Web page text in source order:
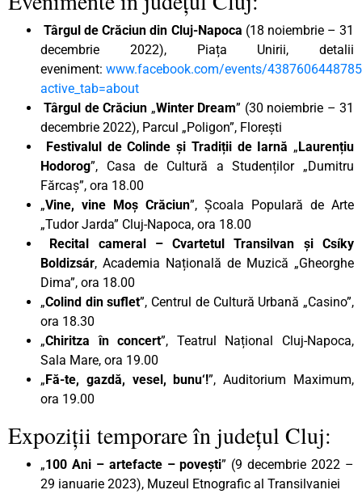
Târgul de Crăciun din Cluj-Napoca (18 noiembrie – 31
decembrie 2022), Piața Unirii, detalii
eveniment: www.facebook.com/events/
active_tab=about
Târgul de Crăciun „Winter Dream” (30 noiembrie – 31
decembrie 2022), Parcul „Poligon”, Florești
Festivalul de Colinde și Tradiții de Iarnă „Laurențiu
Hodorog”, Casa de Cultură a Studenților „Dumitru
Fărcaș”, ora 18.00
„Vine, vine Moș Crăciun”, Școala Populară de Arte
„Tudor Jarda” Cluj-Napoca, ora 18.00
Recital cameral – Cvartetul Transilvan şi Csíky
Boldizsár, Academia Națională de Muzică „Gheorghe
Dima”, ora 18.00
„Colind din suflet”, Centrul de Cultură Urbană „Casino”,
ora 18.30
„Chiritza în concert”, Teatrul Național Cluj-Napoca,
Sala Mare, ora 19.00
„Fă-te, gazdă, vesel, bunu‘!”, Auditorium Maximum,
ora 19.00
Expoziții temporare în județul Cluj:
„100 Ani – artefacte – povești” (9 decembrie 2022 –
29 ianuarie 2023), Muzeul Etnografic al Transilvaniei